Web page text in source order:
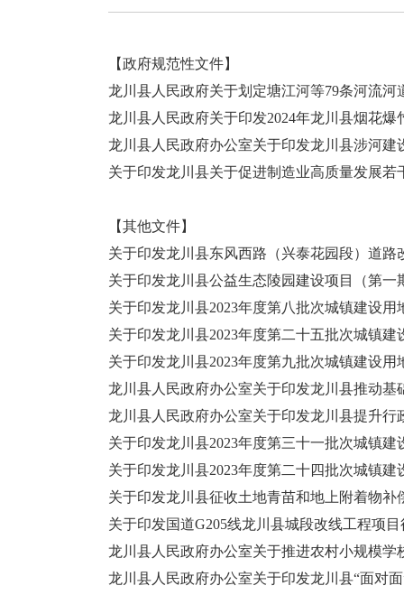
【政府规范性文件】
龙川县人民政府关于划定塘江河等79条河流河
龙川县人民政府关于印发2024年龙川县烟花
龙川县人民政府办公室关于印发龙川县涉河建
关于印发龙川县关于促进制造业高质量发展若
【其他文件】
关于印发龙川县东风西路（兴泰花园段）道
关于印发龙川县公益生态陵园建设项目（第
关于印发龙川县2023年度第八批次城镇建设用
关于印发龙川县2023年度第二十五批次城镇
关于印发龙川县2023年度第九批次城镇建设用
龙川县人民政府办公室关于印发龙川县推动基
龙川县人民政府办公室关于印发龙川县提升
关于印发龙川县2023年度第三十一批次城镇
关于印发龙川县2023年度第二十四批次城镇
关于印发龙川县征收土地青苗和地上附着物补
关于印发国道G205线龙川县城段改线工程项
龙川县人民政府办公室关于推进农村小规模学
龙川县人民政府办公室关于印发龙川县“面对